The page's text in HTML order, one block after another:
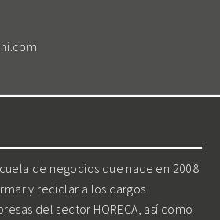
de negocios que nace en 2008
y reciclar a los cargos
del sector HORECA, así como